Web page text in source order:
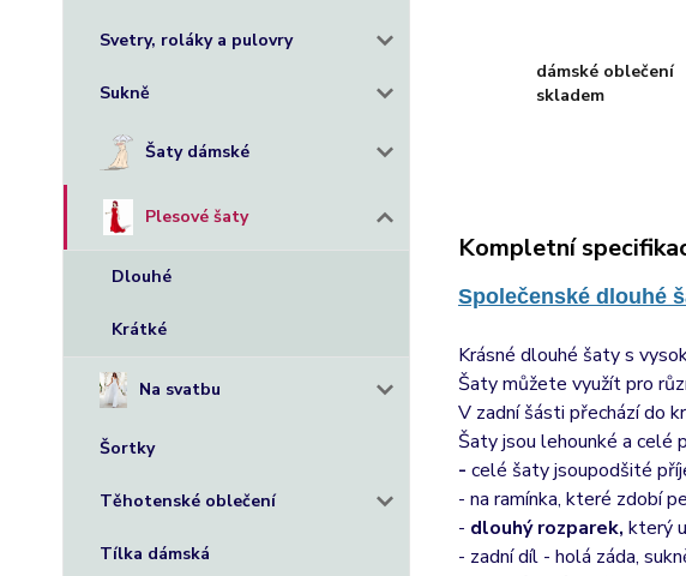
Svetry, roláky a pulovry
Sukně
Šaty dámské
Plesové šaty
Dlouhé
Krátké
Na svatbu
Šortky
Těhotenské oblečení
Tílka dámská
dámské oblečení
skladem
Kompletní
Společenské dlouhé
Krásné dlouhé šaty s
Šaty můžete využít pro
V zadní šásti přechází do
Šaty jsou lehounké a celé
- celé šaty jsoupodšité
- na ramínka, které zdobí
- dlouhý rozparek, který
- zadní díl - holá záda,